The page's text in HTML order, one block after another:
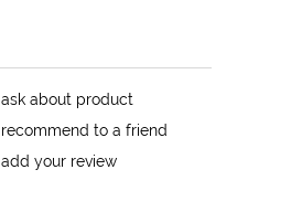
ask about product
recommend to a friend
add your review